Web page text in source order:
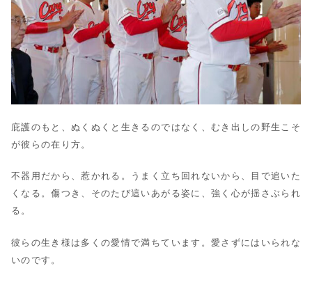
庇護のもと、ぬくぬくと生きるのではなく、むき出しの野生こそ
が彼らの在り方。
不器用だから、惹かれる。うまく立ち回れないから、目で追いた
くなる。傷つき、そのたび這いあがる姿に、強く心が揺さぶられ
る。
彼らの生き様は多くの愛情で満ちています。愛さずにはいられな
いのです。